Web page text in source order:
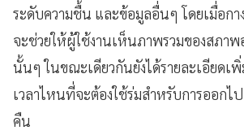
ระดับความชื้น และข้อมูลอื่นๆ โดยเมื่อก
จะช่วยให้ผู้ใช้งานเห็นภาพรวมของสภา
นั้นๆ ในขณะเดียวกันยังได้รายละเอียดเ
เวลาไหนที่จะต้องใช้ร่มสำหรับการออกไป
คืน